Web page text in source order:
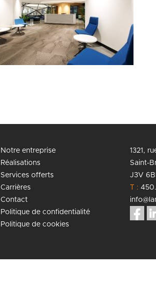
Notre entreprise
Réalisations
Services offerts
Carrières
Contact
Politique de confidentialité
Politique de cookies
1321,
Saint-
J3V
T :